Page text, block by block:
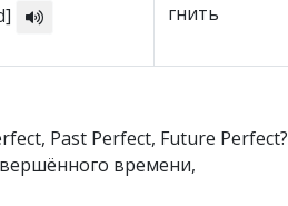
гнить
Past Perfect, Future Perfect?
времени,